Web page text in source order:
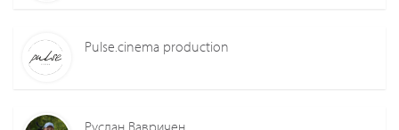
Pulse.cinema production